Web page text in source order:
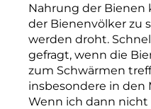
Nahrung der Bienen
der Bienenvölker zu
werden droht.
gefragt, wenn die
zum Schwärmen
insbesondere in den
Wenn ich dann